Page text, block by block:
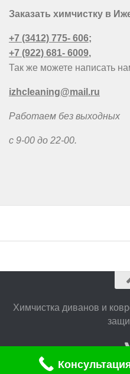
Заказать химчистку в
+7 (3412) 775- 606;
+7 (922) 681- 6009,
Так же можете написать
izhcleaning@mail.ru
Работаем без выходных
с 9-00 до 22-00.
Химчистка диванов и